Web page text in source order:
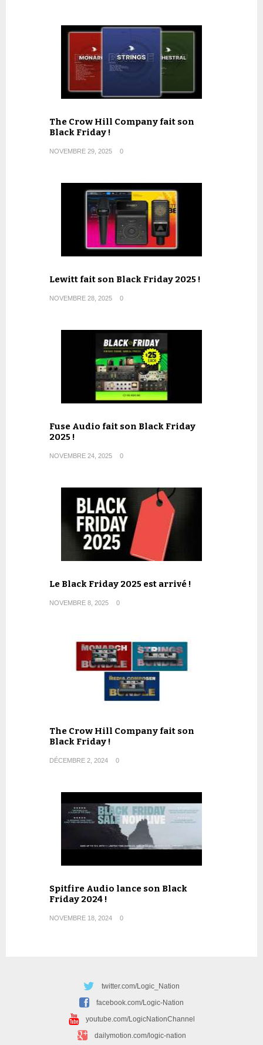
The Crow Hill Company fait son
Black Friday !
NOVEMBRE 29, 2025 0
Lewitt fait son Black Friday 2025 !
NOVEMBRE 28, 2025 0
Fuse Audio fait son Black Friday
2025 !
NOVEMBRE 24, 2025 0
Le Black Friday 2025 est arrivé !
NOVEMBRE 8, 2025 0
The Crow Hill Company fait son
Black Friday !
DÉCEMBRE 2, 2024 0
Spitfire Audio lance son Black
Friday 2024 !
NOVEMBRE 18, 2024 0
twitter.com/Logic_Nation
facebook.com/Logic-Nation
youtube.com/LogicNationChannel
dailymotion.com/logic-nation